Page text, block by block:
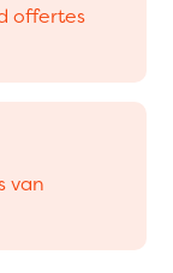
offertes
van